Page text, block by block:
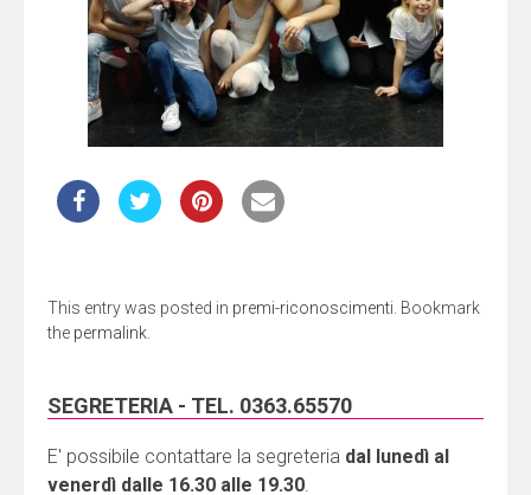
This entry was posted in premi-riconoscimenti . Bookmark
the permalink
SEGRETERIA - TEL. 0363.65570
E' possibile contattare la segreteria dal lunedì al
venerdì dalle 16.30 alle 19.30.